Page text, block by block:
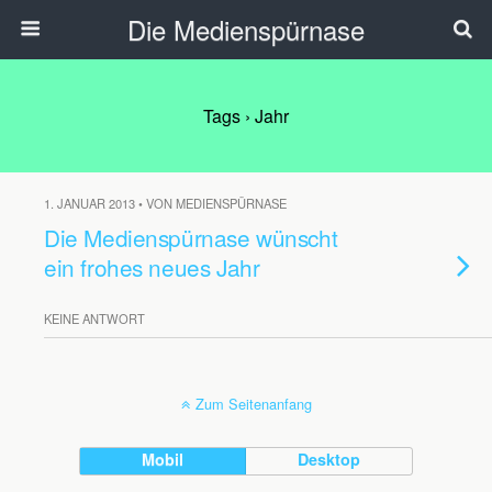
Die Medienspürnase
Tags › Jahr
1. JANUAR 2013 • VON MEDIENSPÜRNASE
Die Medienspürnase wünscht
ein frohes neues Jahr
KEINE ANTWORT
Zum Seitenanfang
Mobil Desktop